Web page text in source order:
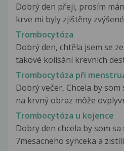
Dobrý den přeji, prosím
krve mi byly zjištěny
Trombocytóza
Dobrý den, chtěla jsem se
takové kolísání krevních
Trombocytóza při
Dobrý večer, Chcela by
na krvný obraz môže
Trombocytóza u kojence
Dobry den chcela by som
7mesacneho synceka a